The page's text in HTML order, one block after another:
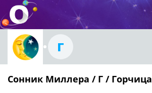
Г
Сонник Миллера / Г / Горчица